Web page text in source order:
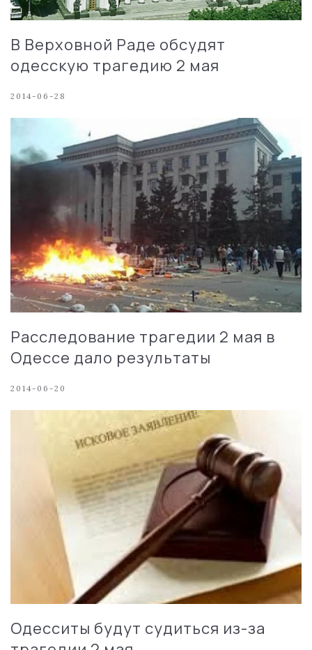
В Верховной Раде обсудят
одесскую трагедию 2 мая
2014-06-28
Расследование трагедии 2 мая в
Одессе дало результаты
2014-06-20
Одесситы будут судиться из-за